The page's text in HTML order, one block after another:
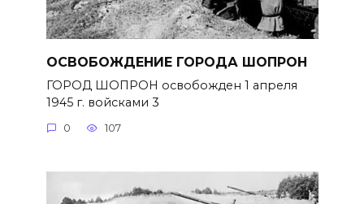
ОСВОБОЖДЕНИЕ ГОРОДА ШОПРОН
ГОРОД ШОПРОН освобожден 1 апреля
1945 г. войсками 3
0 107